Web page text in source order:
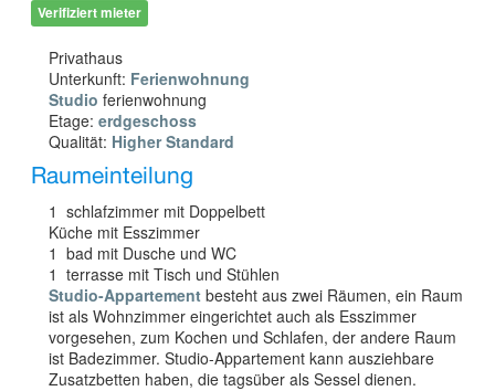
Verifiziert mieter
Privathaus
Unterkunft: Ferienwohnung
Studio ferienwohnung
Etage: erdgeschoss
Qualität: Higher Standard
Raumeinteilung
1 schlafzimmer mit Doppelbett
Küche mit Esszimmer
1 bad mit Dusche und WC
1 terrasse mit Tisch und Stühlen
Studio-Appartement besteht aus zwei Räumen, ein Raum
ist als Wohnzimmer eingerichtet auch als Esszimmer
vorgesehen, zum Kochen und Schlafen, der andere Raum
ist Badezimmer. Studio-Appartement kann ausziehbare
Zusatzbetten haben, die tagsüber als Sessel dienen.